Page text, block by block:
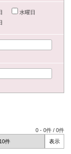
水曜日
0 -0件 /0件